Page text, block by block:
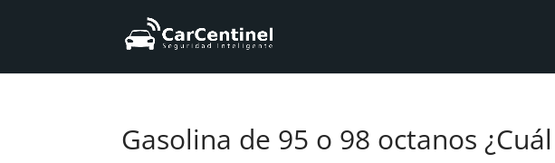
Gasolina de 95 o 98 octanos